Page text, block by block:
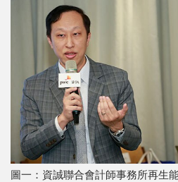
圖一：資誠聯合會計師事務所再生